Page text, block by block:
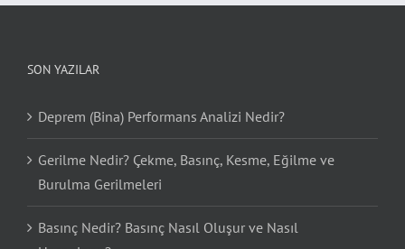
SON YAZILAR
Deprem (Bina) Performans Analizi Nedir?
Gerilme Nedir? Çekme, Basınç, Kesme, Eğilme ve
Burulma Gerilmeleri
Basınç Nedir? Basınç Nasıl Oluşur ve Nasıl